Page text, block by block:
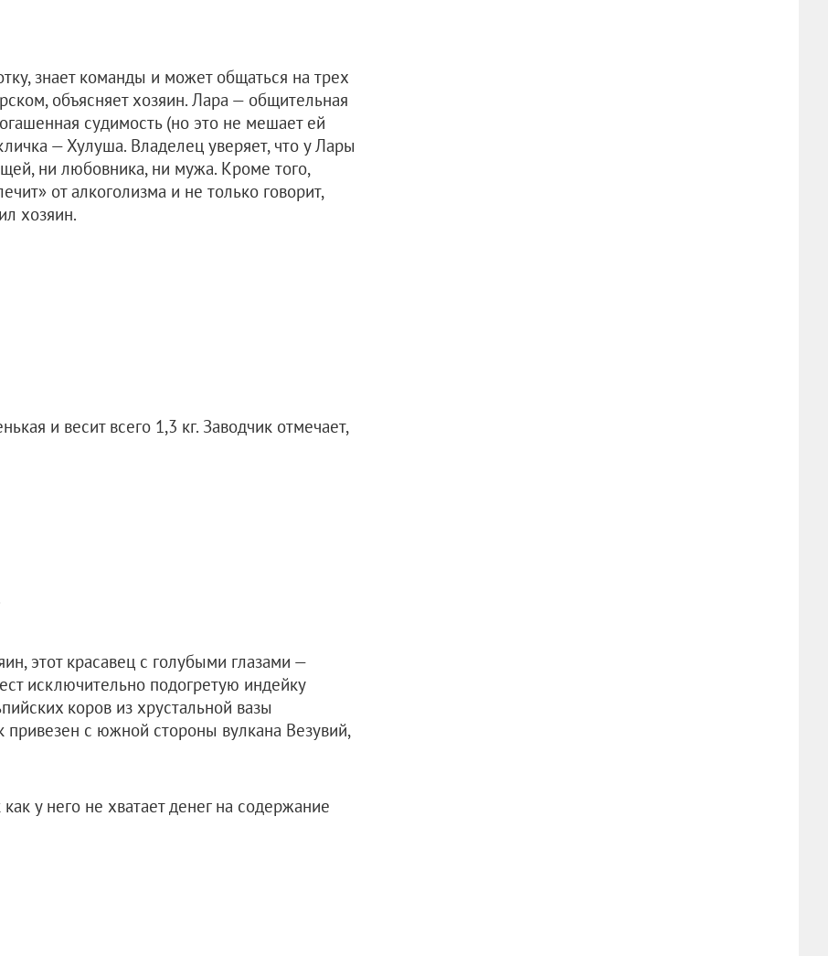
знает команды и может общаться на трех
объясняет хозяин. Лара — общительная
судимость (но это не мешает ей
— Хулуша. Владелец уверяет, что у Лары
ни любовника, ни мужа. Кроме того,
от алкоголизма и не только говорит,
хозяин.
и весит всего 1,3 кг. Заводчик отмечает,
этот красавец с голубыми глазами —
исключительно подогретую индейку
коров из хрустальной вазы
привезен с южной стороны вулкана Везувий,
у него не хватает денег на содержание